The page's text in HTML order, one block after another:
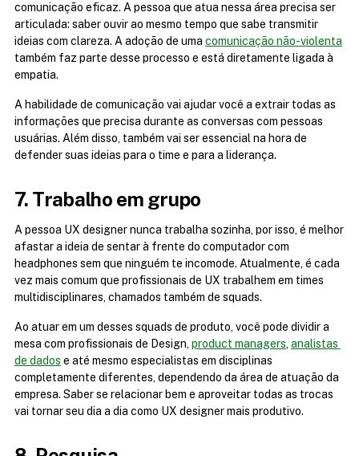
comunicação eficaz. A pessoa que atua nessa área precisa ser
articulada: saber ouvir ao mesmo tempo que sabe transmitir
ideias com clareza. A adoção de uma comunicação não-violenta
também faz parte desse processo e está diretamente ligada à
empatia.
A habilidade de comunicação vai ajudar você a extrair todas as
informações que precisa durante as conversas com pessoas
usuárias. Além disso, também vai ser essencial na hora de
defender suas ideias para o time e para a liderança.
7. Trabalho em grupo
A pessoa UX designer nunca trabalha sozinha, por isso, é melhor
afastar a ideia de sentar à frente do computador com
headphones sem que ninguém te incomode. Atualmente, é cada
vez mais comum que profissionais de UX trabalhem em times
multidisciplinares, chamados também de squads.
Ao atuar em um desses squads de produto, você pode dividir a
mesa com profissionais de Design, product managers, analistas
de dados e até mesmo especialistas em disciplinas
completamente diferentes, dependendo da área de atuação da
empresa. Saber se relacionar bem e aproveitar todas as trocas
vai tornar seu dia a dia como UX designer mais produtivo.